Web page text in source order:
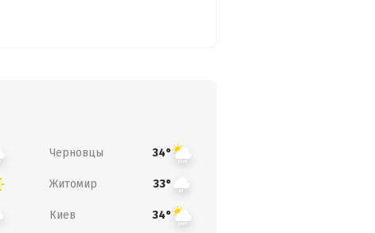
Черновцы 34°
Житомир 33°
Киев 34°